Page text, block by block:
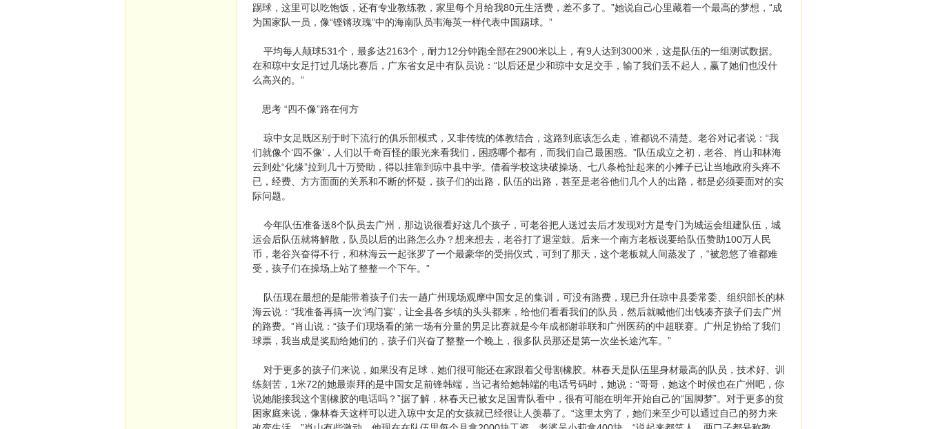
踢球，这里可以吃饱饭，还有专业教练教，家里每个月给我80元生活费，差不多了。”她说自己心里藏着一个最高的梦想，“成
为国家队一员，像“铿锵玫瑰”中的海南队员韦海英一样代表中国踢球。”
平均每人颠球531个，最多达2163个，耐力12分钟跑全部在2900米以上，有9人达到3000米，这是队伍的一组测试数据。
在和琼中女足打过几场比赛后，广东省女足中有队员说：“以后还是少和琼中女足交手，输了我们丢不起人，赢了她们也没什
么高兴的。”
思考 “四不像”路在何方
琼中女足既区别于时下流行的俱乐部模式，又非传统的体教结合，这路到底该怎么走，谁都说不清楚。老谷对记者说：“我
们就像个‘四不像’，人们以千奇百怪的眼光来看我们，困惑哪个都有，而我们自己最困惑。”队伍成立之初，老谷、肖山和林海
云到处“化缘”拉到几十万赞助，得以挂靠到琼中县中学。借着学校这块破操场、七八条枪扯起来的小摊子已让当地政府头疼不
已，经费、方方面面的关系和不断的怀疑，孩子们的出路，队伍的出路，甚至是老谷他们几个人的出路，都是必须要面对的实
际问题。
今年队伍准备送8个队员去广州，那边说很看好这几个孩子，可老谷把人送过去后才发现对方是专门为城运会组建队伍，城
运会后队伍就将解散，队员以后的出路怎么办？想来想去，老谷打了退堂鼓。后来一个南方老板说要给队伍赞助100万人民
币，老谷兴奋得不行，和林海云一起张罗了一个最豪华的受捐仪式，可到了那天，这个老板就人间蒸发了，“被忽悠了谁都难
受，孩子们在操场上站了整整一个下午。”
队伍现在最想的是能带着孩子们去一趟广州现场观摩中国女足的集训，可没有路费，现已升任琼中县委常委、组织部长的林
海云说：“我准备再搞一次‘鸿门宴’，让全县各乡镇的头头都来，给他们看看我们的队员，然后就喊他们出钱凑齐孩子们去广州
的路费。”肖山说：“孩子们现场看的第一场有分量的男足比赛就是今年成都谢菲联和广州医药的中超联赛。广州足协给了我们
球票，我当成是奖励给她们的，孩子们兴奋了整整一个晚上，很多队员那还是第一次坐长途汽车。”
对于更多的孩子们来说，如果没有足球，她们很可能还在家跟着父母割橡胶。林春天是队伍里身材最高的队员，技术好、训
练刻苦，1米72的她最崇拜的是中国女足前锋韩端，当记者给她韩端的电话号码时，她说：“哥哥，她这个时候也在广州吧，你
说她能接我这个割橡胶的电话吗？”据了解，林春天已被女足国青队看中，很有可能在明年开始自己的“国脚梦”。对于更多的贫
困家庭来说，像林春天这样可以进入琼中女足的女孩就已经很让人羡慕了。“这里太穷了，她们来至少可以通过自己的努力来